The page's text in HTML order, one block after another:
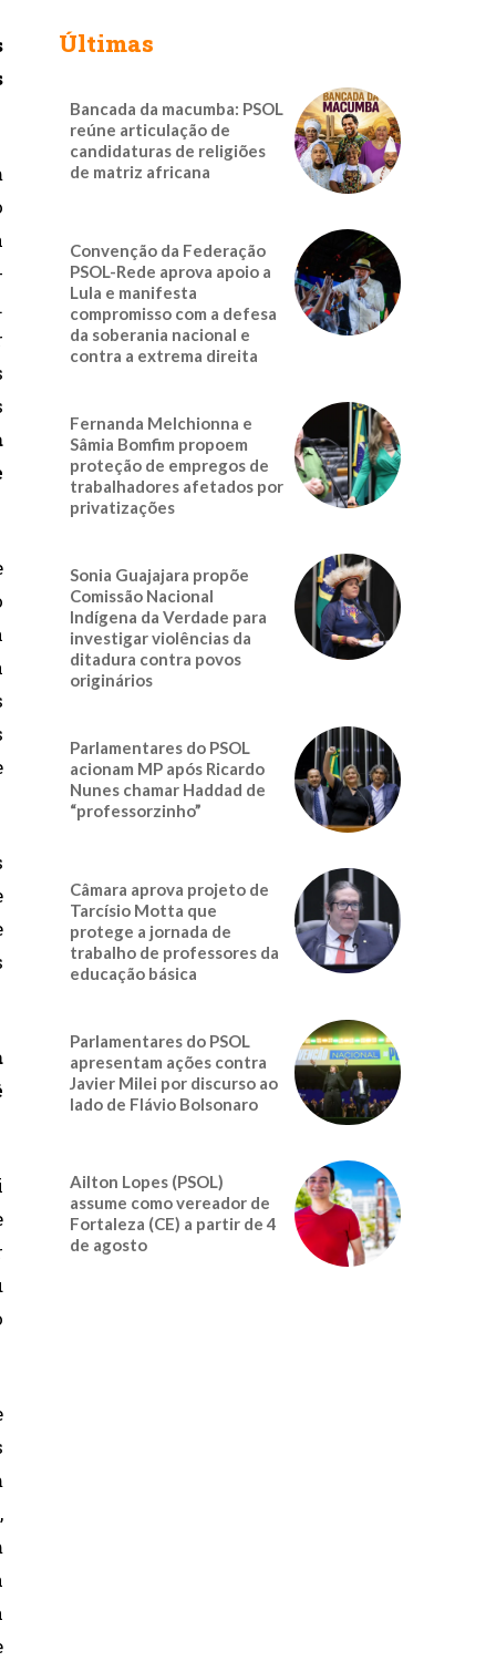
Últimas
Bancada da macumba: PSOL
reúne articulação de
candidaturas de religiões
de matriz africana
Convenção da Federação
PSOL-Rede aprova apoio a
Lula e manifesta
compromisso com a defesa
da soberania nacional e
contra a extrema direita
Fernanda Melchionna e
Sâmia Bomfim propoem
proteção de empregos de
trabalhadores afetados por
privatizações
Sonia Guajajara propõe
Comissão Nacional
Indígena da Verdade para
investigar violências da
ditadura contra povos
originários
Parlamentares do PSOL
acionam MP após Ricardo
Nunes chamar Haddad de
“professorzinho”
Câmara aprova projeto de
Tarcísio Motta que
protege a jornada de
trabalho de professores da
educação básica
Parlamentares do PSOL
apresentam ações contra
Javier Milei por discurso ao
lado de Flávio Bolsonaro
Ailton Lopes (PSOL)
assume como vereador de
Fortaleza (CE) a partir de 4
de agosto